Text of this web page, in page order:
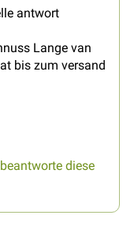
antwort
Lange van
bis zum versand
diese